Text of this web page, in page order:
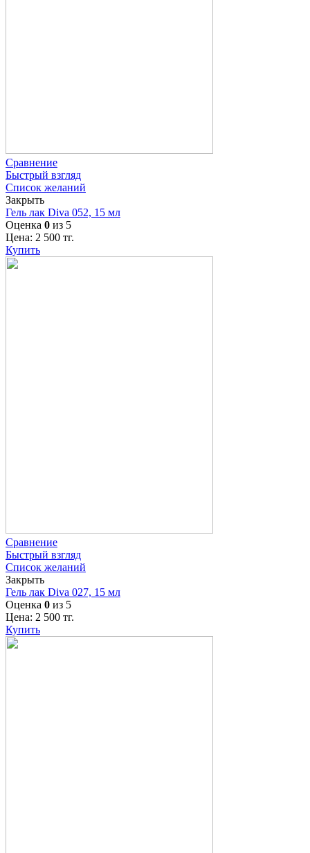
Сравнение
Быстрый взгляд
Список желаний
Закрыть
Гель лак Diva 052, 15 мл
Оценка 0 из 5
Цена: 2 500 тг.
Купить
Сравнение
Быстрый взгляд
Список желаний
Закрыть
Гель лак Diva 027, 15 мл
Оценка 0 из 5
Цена: 2 500 тг.
Купить